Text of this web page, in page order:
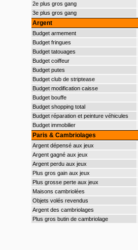
2e plus gros gang
3e plus gros gang
Argent
Budget armement
Budget fringues
Budget tatouages
Budget coiffeur
Budget putes
Budget club de striptease
Budget modification caisse
Budget bouffe
Budget shopping total
Budget réparation et peinture véhicules
Budget immobilier
Paris & Cambriolages
Argent dépensé aux jeux
Argent gagné aux jeux
Argent perdu aux jeux
Plus gros gain aux jeux
Plus grosse perte aux jeux
Maisons cambriolées
Objets volés revendus
Argent des cambriolages
Plus gros butin de cambriolage